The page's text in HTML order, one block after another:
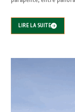
LIRE LA SUITE